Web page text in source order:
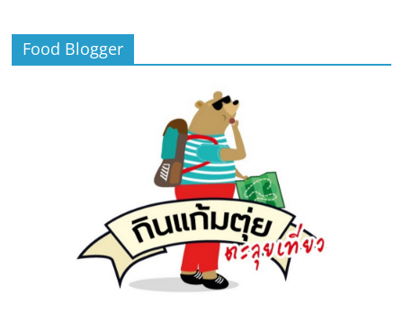
Food Blogger